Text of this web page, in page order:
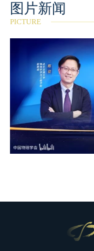
图片新闻
PICTURE